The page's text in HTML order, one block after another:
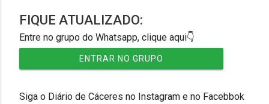
FIQUE ATUALIZADO:
Entre no grupo do Whatsapp, clique aqui👇
ENTRAR NO GRUPO
Siga o Diário de Cáceres no Instagram e no Facebbok